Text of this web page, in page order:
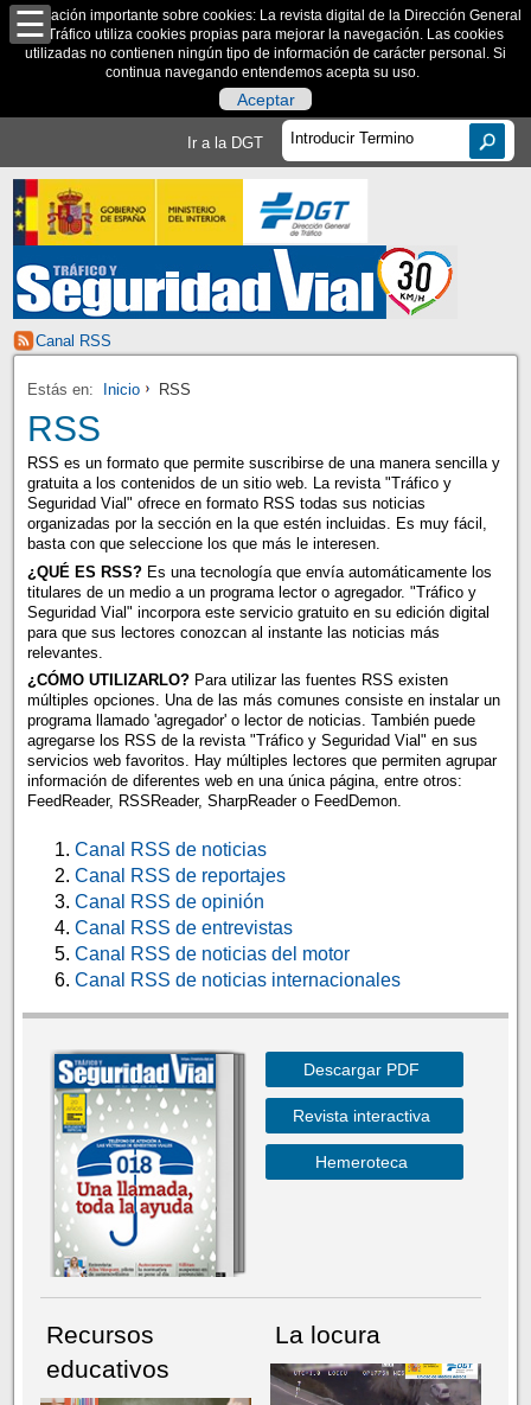
Información importante sobre cookies: La revista digital de la Dirección General
de Tráfico utiliza cookies propias para mejorar la navegación. Las cookies
utilizadas no contienen ningún tipo de información de carácter personal. Si
continua navegando entendemos acepta su uso.
Aceptar
Ir a la DGT
Canal RSS
Estás en: Inicio RSS
RSS
RSS es un formato que permite suscribirse de una manera sencilla y
gratuita a los contenidos de un sitio web. La revista "Tráfico y
Seguridad Vial" ofrece en formato RSS todas sus noticias
organizadas por la sección en la que estén incluidas. Es muy fácil,
basta con que seleccione los que más le interesen.
¿QUÉ ES RSS?Es una tecnología que envía automáticamente los
titulares de un medio a un programa lector o agregador. "Tráfico y
Seguridad Vial" incorpora este servicio gratuito en su edición digital
para que sus lectores conozcan al instante las noticias más
relevantes.
¿CÓMO UTILIZARLO?Para utilizar las fuentes RSS existen
múltiples opciones. Una de las más comunes consiste en instalar un
programa llamado 'agregador' o lector de noticias. También puede
agregarse los RSS de la revista "Tráfico y Seguridad Vial" en sus
servicios web favoritos. Hay múltiples lectores que permiten agrupar
información de diferentes web en una única página, entre otros:
FeedReader, RSSReader, SharpReader o FeedDemon.
Canal RSS de noticias
Canal RSS de reportajes
Canal RSS de opinión
Canal RSS de entrevistas
Canal RSS de noticias del motor
Canal RSS de noticias internacionales
Descargar PDF
Revista interactiva
Hemeroteca
Recursos
educativos
La locura